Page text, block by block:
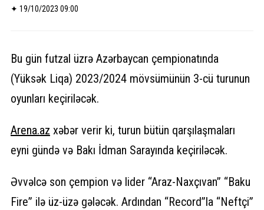
✦ 19/10/2023 09:00
Bu gün futzal üzrə Azərbaycan çempionatında
(Yüksək Liqa) 2023/2024 mövsümünün 3-cü turunun
oyunları keçiriləcək.
Arena.az xəbər verir ki, turun bütün qarşılaşmaları
eyni gündə və Bakı İdman Sarayında keçiriləcək.
Əvvəlcə son çempion və lider “Araz-Naxçıvan” “Baku
Fire” ilə üz-üzə gələcək. Ardından “Record”la “Neftçi”